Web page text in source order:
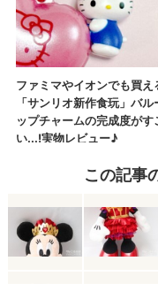
この記事